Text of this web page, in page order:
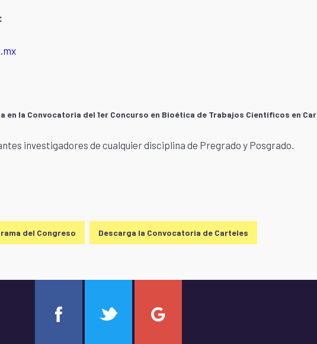
en la Convocatoria del 1er Concurso en Bioética de Trabajos Científicos en
investigadores de cualquier disciplina de Pregrado y Posgrado.
del Congreso Descarga la Convocatoria de Carteles